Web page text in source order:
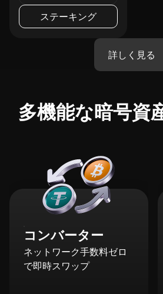
ステーキング
詳しく見る
多機能な暗号資
コンバーター
ネットワーク手数料ゼロ
で即時スワップ